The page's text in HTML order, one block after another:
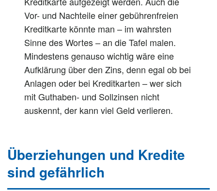
Vor- und Nachteile einer gebührenfreien
Kreditkarte könnte man – im wahrsten
Sinne des Wortes – an die Tafel malen.
Mindestens genauso wichtig wäre eine
Aufklärung über den Zins, denn egal ob bei
Anlagen oder bei Kreditkarten – wer sich
mit Guthaben- und Sollzinsen nicht
auskennt, der kann viel Geld verlieren.
Überziehungen und Kredite
sind gefährlich